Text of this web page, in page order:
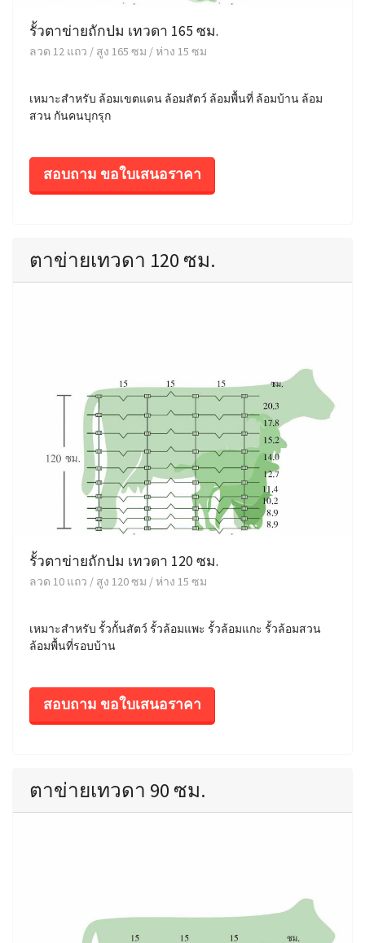
รั้วตาข่ายถักปม เทวดา 165 ซม.
ลวด 12 แถว / สูง 165 ซม / ห่าง 15 ซม
เหมาะสำหรับ ล้อมเขตแดน ล้อมสัตว์ ล้อมพื้นที่ ล้อมบ้าน ล้อม
สวน กันคนบุกรุก
สอบถาม ขอใบเสนอราคา
ตาข่ายเทวดา 120 ซม.
รั้วตาข่ายถักปม เทวดา 120 ซม.
ลวด 10 แถว / สูง 120 ซม / ห่าง 15 ซม
เหมาะสำหรับ รั้วกั้นสัตว์ รั้วล้อมแพะ รั้วล้อมแกะ รั้วล้อมสวน
ล้อมพื้นที่รอบบ้าน
สอบถาม ขอใบเสนอราคา
ตาข่ายเทวดา 90 ซม.